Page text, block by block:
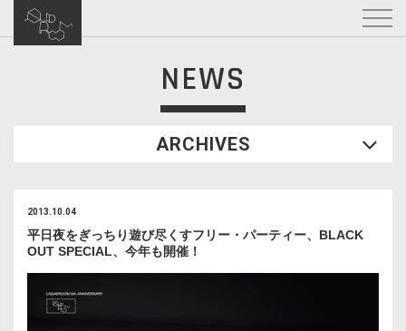
NEWS
ARCHIVES
2013.10.04
平日夜をぎっちり遊び尽くすフリー・パーティー、BLACK
OUT SPECIAL、今年も開催！